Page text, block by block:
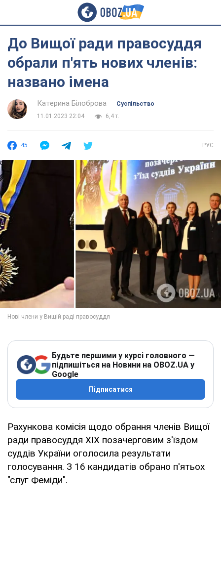
До Вищої ради правосуддя
обрали п'ять нових членів:
названо імена
Катерина Білоброва
Суспільство
11.01.2023 22:04
6,4 т.
45 РУС
Будьте першими у курсі головного —
підпишіться на Новини на OBOZ.UA у
Google
Підписатися
Рахункова комісія щодо обрання членів Вищої
ради правосуддя ХІХ позачерговим з'їздом
суддів України оголосила результати
голосування. З 16 кандидатів обрано п'ятьох
"слуг Феміди".